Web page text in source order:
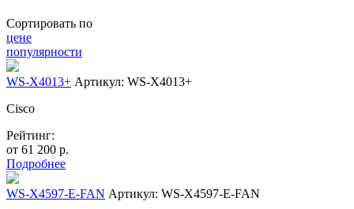
Сортировать по
цене
популярности
WS-X4013+ Артикул: WS-X4013+
Cisco
Рейтинг:
от 61 200 р.
Подробнее
WS-X4597-E-FAN Артикул: WS-X4597-E-FAN